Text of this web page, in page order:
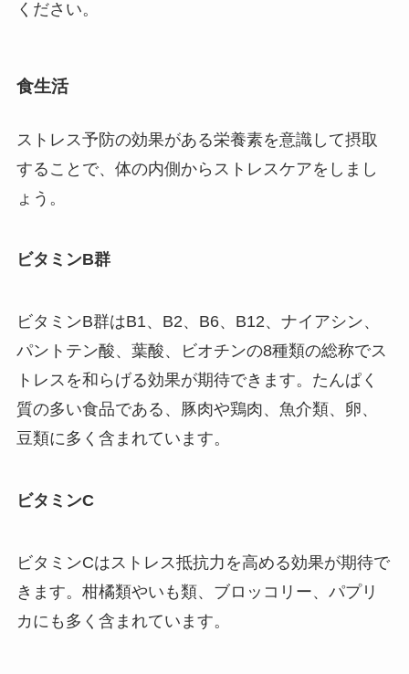
ください。
食生活
ストレス予防の効果がある栄養素を意識して摂取
することで、体の内側からストレスケアをしまし
ょう。
ビタミンB群
ビタミンB群はB1、B2、B6、B12、ナイアシン、
パントテン酸、葉酸、ビオチンの8種類の総称でス
トレスを和らげる効果が期待できます。たんぱく
質の多い食品である、豚肉や鶏肉、魚介類、卵、
豆類に多く含まれています。
ビタミンC
ビタミンCはストレス抵抗力を高める効果が期待で
きます。柑橘類やいも類、ブロッコリー、パプリ
カにも多く含まれています。